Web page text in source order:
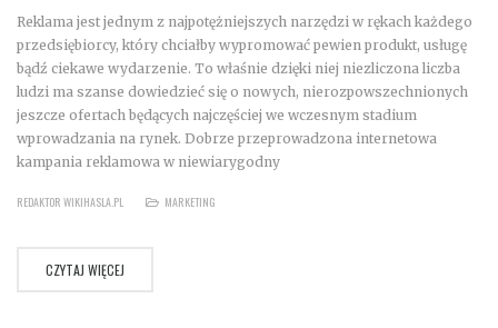
Reklama jest jednym z najpotężniejszych narzędzi w rękach każdego
przedsiębiorcy, który chciałby wypromować pewien produkt, usługę
bądź ciekawe wydarzenie. To właśnie dzięki niej niezliczona liczba
ludzi ma szanse dowiedzieć się o nowych, nierozpowszechnionych
jeszcze ofertach będących najczęściej we wczesnym stadium
wprowadzania na rynek. Dobrze przeprowadzona internetowa
kampania reklamowa w niewiarygodny
REDAKTOR WIKIHASLA.PL MARKETING
CZYTAJ WIĘCEJ